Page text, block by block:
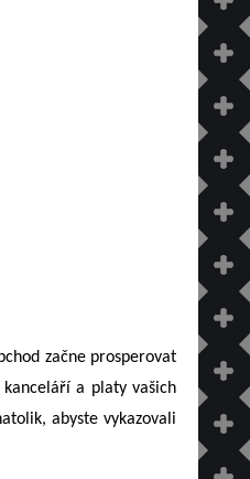
začne prosperovat
a platy vašich
abyste vykazovali